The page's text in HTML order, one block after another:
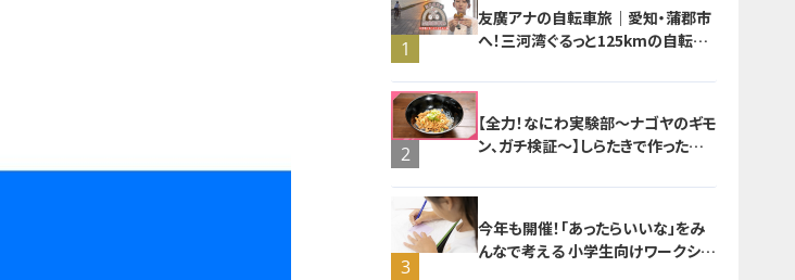
1
友廣アナの自転車旅｜愛知・蒲郡市
へ！三河湾ぐるっと125kmの自転車
2
【全力！なにわ実験部～ナゴヤのギモ
ン、ガチ検証～】しらたきで作った豚
3
今年も開催！「あったらいいな」をみ
んなで考える 小学生向けワークショ